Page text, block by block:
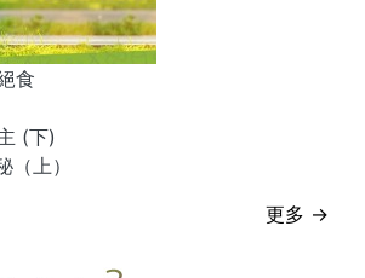
食
(下)
（上）
更多 →